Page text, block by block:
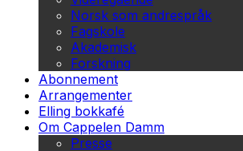
Norsk som andrespråk
Fagskole
Akademisk
Forskning
Abonnement
Arrangementer
Elling bokkafé
Om Cappelen Damm
Presse